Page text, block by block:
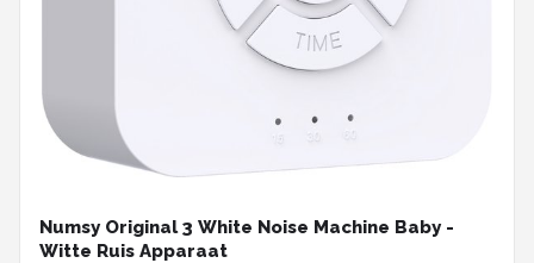
Numsy Original 3 White Noise Machine Baby -
Witte Ruis Apparaat